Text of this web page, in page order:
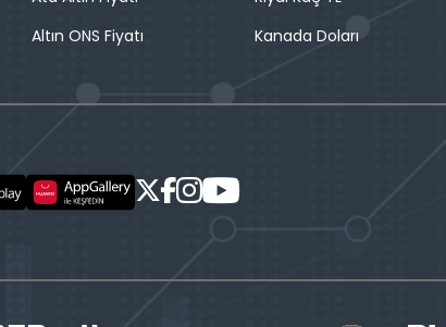
Altın ONS Fiyatı
Kanada Doları